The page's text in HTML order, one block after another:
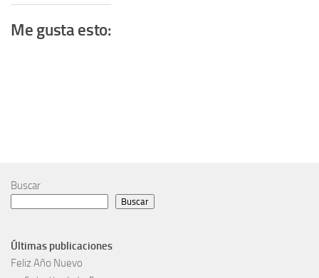
Me gusta esto:
Buscar
Buscar
Últimas publicaciones
Feliz Año Nuevo